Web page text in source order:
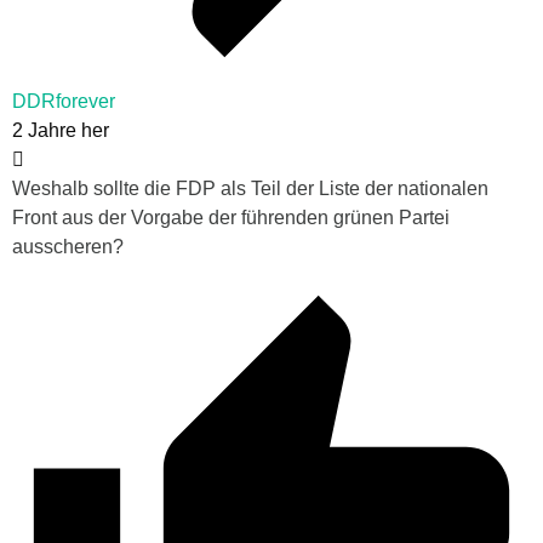
DDRforever
2 Jahre her
Weshalb sollte die FDP als Teil der Liste der nationalen
Front aus der Vorgabe der führenden grünen Partei
ausscheren?